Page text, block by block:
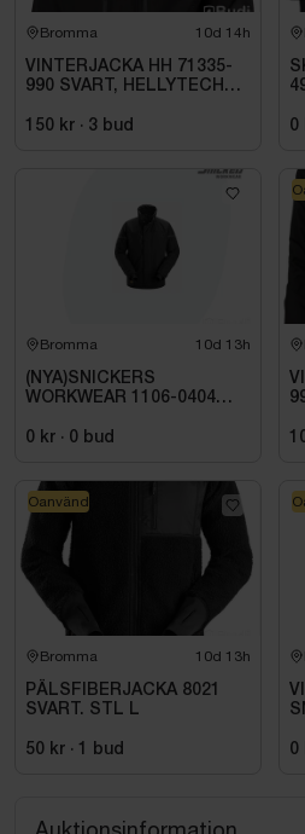
Bromma 10d 14h
VINTERJACKA HH 71335-
990 SVART, HELLYTECH
150 kr · 3 bud
0
Bromma 10d 13h
(NYA)SNICKERS
WORKWEAR 1106-0404
SVART. STL 006 (L)
0 kr · 0 bud
Bromma 10d 13h
PÄLSFIBERJACKA 8021
SVART. STL L
50 kr · 1 bud
Oanvänd
0